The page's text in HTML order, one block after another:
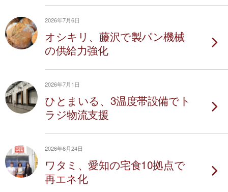
2026年7月6日
オシキリ、藤沢で製パン機械
の供給力強化
2026年7月1日
ひとまいる、3温度帯設備でト
ラジ物流支援
2026年6月24日
ワタミ、愛知の宅食10拠点で
再エネ化